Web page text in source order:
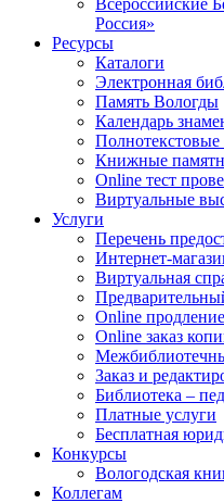
Всероссийские
Россия»
Ресурсы
Каталоги
Электронная
Память Вологды
Календарь
Книжные
Online тест
Виртуальные
Услуги
Перечень
Интернет-
Виртуальная
Online
Online заказ
Заказ и
Библиотека –
Платные услуги
Бесплатная
Конкурсы
Вологодская
Коллегам